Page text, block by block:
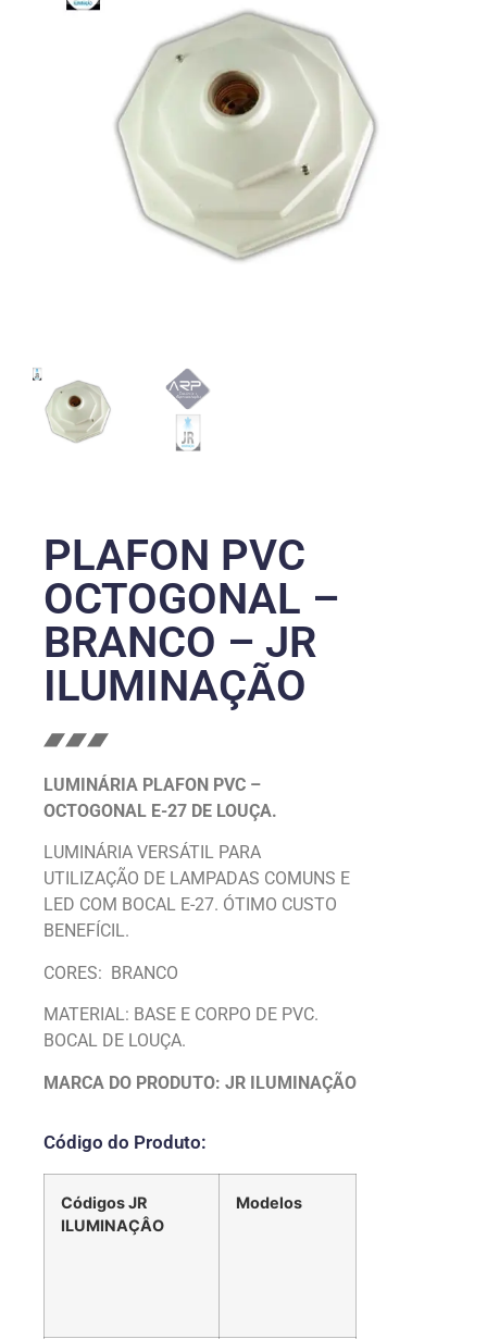
PLAFON PVC
OCTOGONAL –
BRANCO – JR
ILUMINAÇÃO
LUMINÁRIA PLAFON PVC –
OCTOGONAL E-27 DE LOUÇA.
LUMINÁRIA VERSÁTIL PARA
UTILIZAÇÃO DE LAMPADAS COMUNS E
LED COM BOCAL E-27. ÓTIMO CUSTO
BENEFÍCIL.
CORES: BRANCO
MATERIAL: BASE E CORPO DE PVC.
BOCAL DE LOUÇA.
MARCA DO PRODUTO: JR ILUMINAÇÃO
Código do Produto:
Códigos JR
ILUMINAÇÂO
Modelos